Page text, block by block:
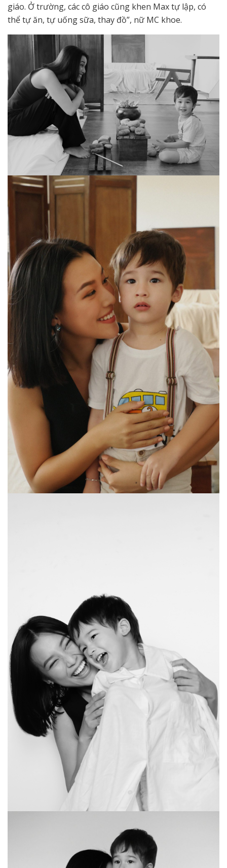
giáo. Ở trường, các cô giáo cũng khen Max tự lập, có
thể tự ăn, tự uống sữa, thay đồ”, nữ MC khoe.